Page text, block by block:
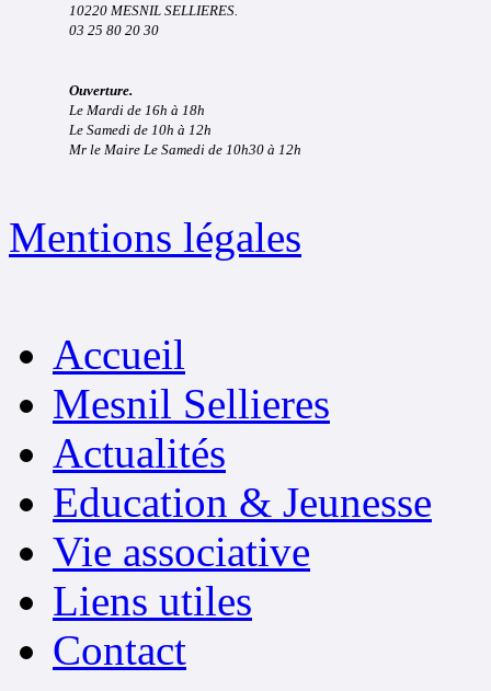
10220 MESNIL SELLIERES.
03 25 80 20 30
Ouverture.
Le Mardi de 16h à 18h
Le Samedi de 10h à 12h
Mr le Maire Le Samedi de 10h30 à 12h
Mentions légales
Accueil
Mesnil Sellieres
Actualités
Education & Jeunesse
Vie associative
Liens utiles
Contact